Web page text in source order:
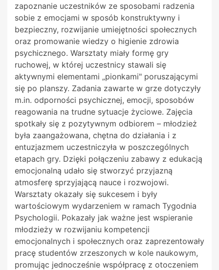
zapoznanie uczestników ze sposobami radzenia
sobie z emocjami w sposób konstruktywny i
bezpieczny, rozwijanie umiejętności społecznych
oraz promowanie wiedzy o higienie zdrowia
psychicznego. Warsztaty miały formę gry
ruchowej, w której uczestnicy stawali się
aktywnymi elementami „pionkami" poruszającymi
się po planszy. Zadania zawarte w grze dotyczyły
m.in. odporności psychicznej, emocji, sposobów
reagowania na trudne sytuacje życiowe. Zajęcia
spotkały się z pozytywnym odbiorem – młodzież
była zaangażowana, chętna do działania i z
entuzjazmem uczestniczyła w poszczególnych
etapach gry. Dzięki połączeniu zabawy z edukacją
emocjonalną udało się stworzyć przyjazną
atmosferę sprzyjającą nauce i rozwojowi.
Warsztaty okazały się sukcesem i były
wartościowym wydarzeniem w ramach Tygodnia
Psychologii. Pokazały jak ważne jest wspieranie
młodzieży w rozwijaniu kompetencji
emocjonalnych i społecznych oraz zaprezentowały
pracę studentów zrzeszonych w kole naukowym,
promując jednocześnie współpracę z otoczeniem